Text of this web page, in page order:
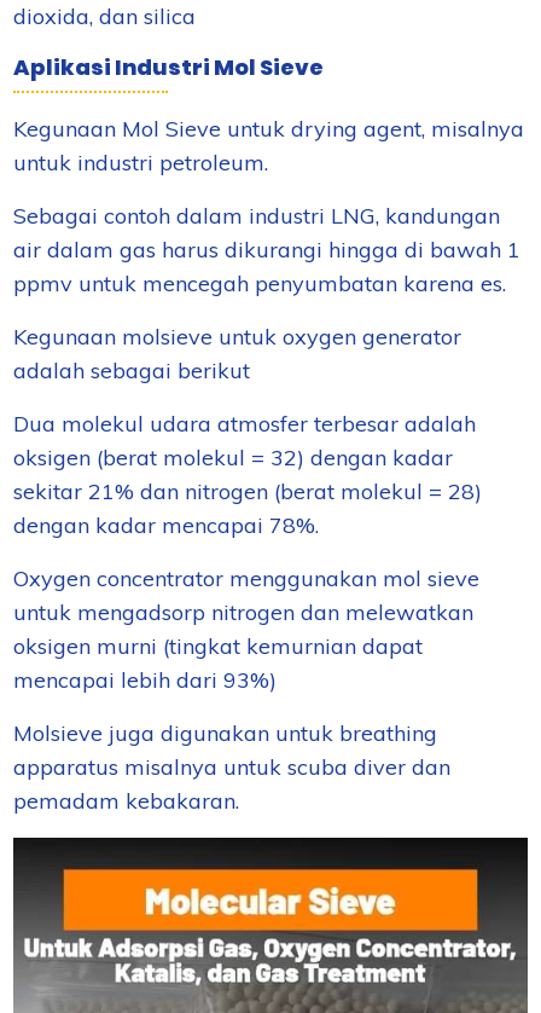
dioxida, dan silica
Aplikasi Industri Mol Sieve
Kegunaan Mol Sieve untuk drying agent, misalnya
untuk industri petroleum.
Sebagai contoh dalam industri LNG, kandungan
air dalam gas harus dikurangi hingga di bawah 1
ppmv untuk mencegah penyumbatan karena es.
Kegunaan molsieve untuk oxygen generator
adalah sebagai berikut
Dua molekul udara atmosfer terbesar adalah
oksigen (berat molekul = 32) dengan kadar
sekitar 21% dan nitrogen (berat molekul = 28)
dengan kadar mencapai 78%.
Oxygen concentrator menggunakan mol sieve
untuk mengadsorp nitrogen dan melewatkan
oksigen murni (tingkat kemurnian dapat
mencapai lebih dari 93%)
Molsieve juga digunakan untuk breathing
apparatus misalnya untuk scuba diver dan
pemadam kebakaran.